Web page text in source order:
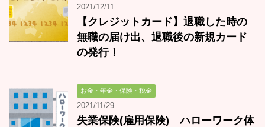
2021/12/11
【クレジットカード】退職した時の
無職の届け出、退職後の新規カード
の発行！
お金・年金・保険・税金
2021/11/29
失業保険(雇用保険) ハローワーク体